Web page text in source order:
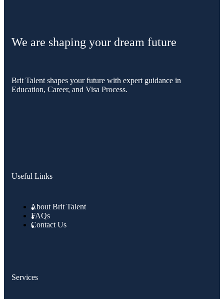
We are shaping your dream future
Brit Talent shapes your future with expert guidance in
Education, Career, and Visa Process.
Useful Links
About Brit Talent
FAQs
Contact Us
Services